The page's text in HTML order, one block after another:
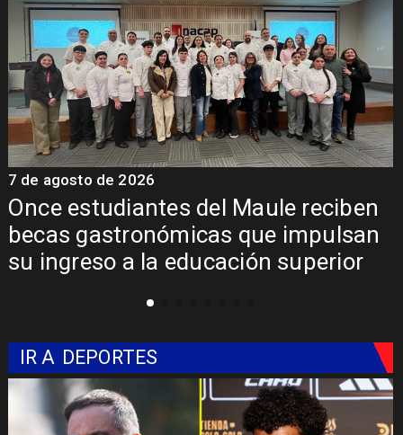
Once estudiantes del Maule reciben
becas gastronómicas que impulsan
su ingreso a la educación superior
7 de agosto de 2026
IR A DEPORTES